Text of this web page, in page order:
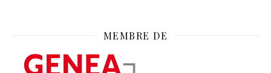
MEMBRE DE